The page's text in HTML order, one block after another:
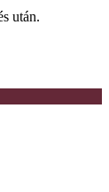
után.